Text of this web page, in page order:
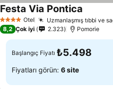
4 Yıldız Otel Uzmanlaşmış tıbbi ve
Festa Via Pontica
8,2 Çok iyi 2.323 Pomorie
Başlangıç Fiyatı ₺5.498
Fiyatları görün: 6 site